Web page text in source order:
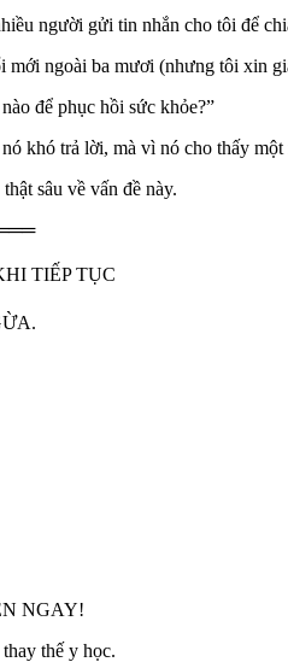
người gửi tin nhắn cho tôi để
ngoài ba mươi (nhưng tôi xin
để phục hồi sức khỏe?”
khó trả lời, mà vì nó cho thấy
sâu về vấn đề này.
TIẾP TỤC
NGAY!
thế y học.